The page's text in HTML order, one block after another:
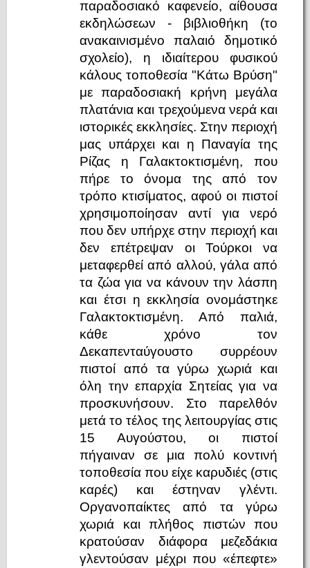
παραδοσιακό καφενείο, αίθουσα
εκδηλώσεων - βιβλιοθήκη (το
ανακαινισμένο παλαιό δημοτικό
σχολείο), η ιδιαίτερου φυσικού
κάλους τοποθεσία "Κάτω Βρύση"
με παραδοσιακή κρήνη μεγάλα
πλατάνια και τρεχούμενα νερά και
ιστορικές εκκλησίες. Στην περιοχή
μας υπάρχει και η Παναγία της
Ρίζας η Γαλακτοκτισμένη, που
πήρε το όνομα της από τον
τρόπο κτισίματος, αφού οι πιστοί
χρησιμοποίησαν αντί για νερό
που δεν υπήρχε στην περιοχή και
δεν επέτρεψαν οι Τούρκοι να
μεταφερθεί από αλλού, γάλα από
τα ζώα για να κάνουν την λάσπη
και έτσι η εκκλησία ονομάστηκε
Γαλακτοκτισμένη. Από παλιά,
κάθε χρόνο τον
Δεκαπενταύγουστο συρρέουν
πιστοί από τα γύρω χωριά και
όλη την επαρχία Σητείας για να
προσκυνήσουν. Στο παρελθόν
μετά το τέλος της λειτουργίας στις
15 Αυγούστου, οι πιστοί
πήγαιναν σε μια πολύ κοντινή
τοποθεσία που είχε καρυδιές (στις
καρές) και έστηναν γλέντι.
Οργανοπαίκτες από τα γύρω
χωριά και πλήθος πιστών που
κρατούσαν διάφορα μεζεδάκια
γλεντούσαν μέχρι που «έπεφτε»